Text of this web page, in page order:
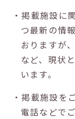
・掲載施設に
つ最新の情
おりますが
など、現状
います。
・掲載施設を
電話などで